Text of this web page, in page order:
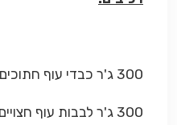
300 ג'ר כבדי עוף חתוכים לנתחים קטנים
300 ג'ר לבבות עוף חצויים לשניים